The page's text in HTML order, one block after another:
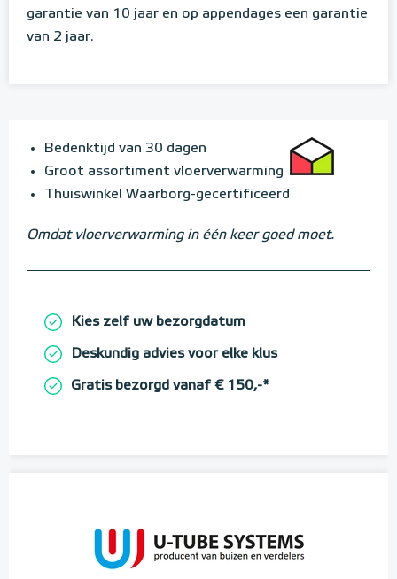
garantie van 10 jaar en op appendages een garantie
van 2 jaar.
Bedenktijd van 30 dagen
Groot assortiment vloerverwarming
Thuiswinkel Waarborg-gecertificeerd
Omdat vloerverwarming in één keer goed moet.
Kies zelf uw bezorgdatum
Deskundig advies voor elke klus
Gratis bezorgd vanaf € 150,-*